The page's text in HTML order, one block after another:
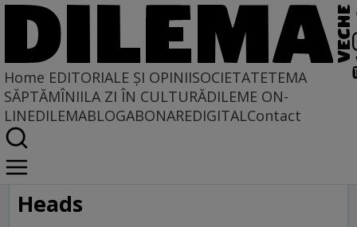
Home EDITORIALE ȘI OPINIISOCIETATETEMA
SĂPTĂMÎNIILA ZI ÎN CULTURĂDILEME ON-
LINEDILEMABLOGABONAREDIGITALContact
Home
Galerie
Heads